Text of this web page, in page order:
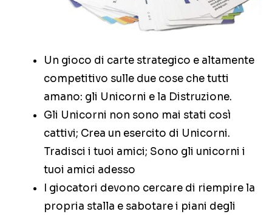
Un gioco di carte strategico e altamente
competitivo sulle due cose che tutti
amano: gli Unicorni e la Distruzione.
Gli Unicorni non sono mai stati così
cattivi; Crea un esercito di Unicorni.
Tradisci i tuoi amici; Sono gli unicorni i
tuoi amici adesso
I giocatori devono cercare di riempire la
propria stalla e sabotare i piani degli